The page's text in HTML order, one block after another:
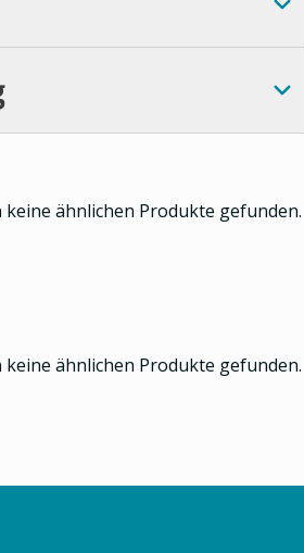
keine ähnlichen Produkte gefunden.
keine ähnlichen Produkte gefunden.